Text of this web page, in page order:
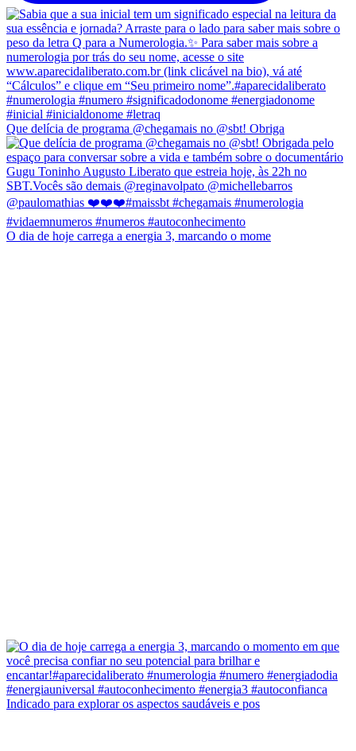
Que delícia de programa @chegamais no @sbt! Obriga
O dia de hoje carrega a energia 3, marcando o mome
Indicado para explorar os aspectos saudáveis e pos